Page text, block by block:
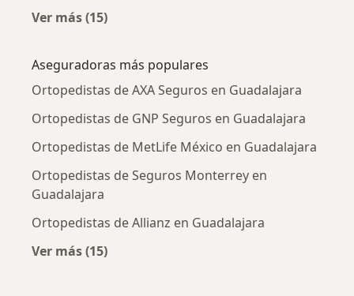
Ver más (15)
Aseguradoras más populares
Ortopedistas de AXA Seguros en Guadalajara
Ortopedistas de GNP Seguros en Guadalajara
Ortopedistas de MetLife México en Guadalajara
Ortopedistas de Seguros Monterrey en
Guadalajara
Ortopedistas de Allianz en Guadalajara
Ver más (15)